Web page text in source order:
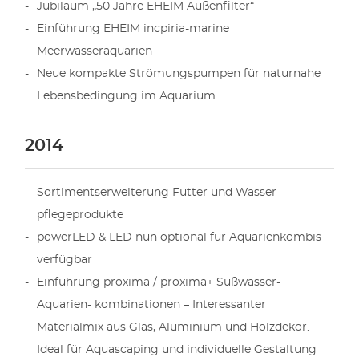
Jubiläum „50 Jahre EHEIM Außenfilter“
Einführung EHEIM incpiria-marine
Meerwasseraquarien
Neue kompakte Strömungspumpen für naturnahe
Lebensbedingung im Aquarium
2014
Sortimentserweiterung Futter und Wasser-
pflegeprodukte
powerLED & LED nun optional für Aquarienkombis
verfügbar
Einführung proxima / proxima+ Süßwasser-
Aquarien- kombinationen – Interessanter
Materialmix aus Glas, Aluminium und Holzdekor.
Ideal für Aquascaping und individuelle Gestaltung